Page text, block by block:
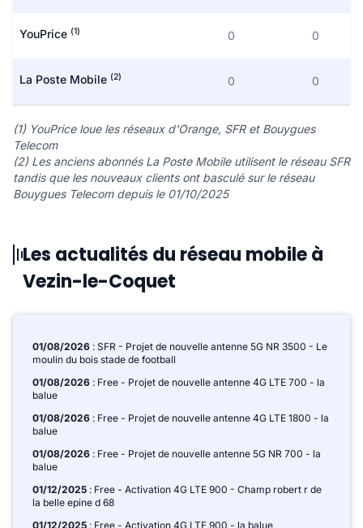
YouPrice (1) 0 0
La Poste Mobile (2) 0 0
(1) YouPrice loue les réseaux d'Orange, SFR et Bouygues
Telecom
(2) Les anciens abonnés La Poste Mobile utilisent le réseau SFR
tandis que les nouveaux clients ont basculé sur le réseau
Bouygues Telecom depuis le 01/10/2025
Les actualités du réseau mobile à
Vezin-le-Coquet
01/08/2026 : SFR - Projet de nouvelle antenne 5G NR 3500 - Le
moulin du bois stade de football
01/08/2026 : Free - Projet de nouvelle antenne 4G LTE 700 - la
balue
01/08/2026 : Free - Projet de nouvelle antenne 4G LTE 1800 - la
balue
01/08/2026 : Free - Projet de nouvelle antenne 5G NR 700 - la
balue
01/12/2025 : Free - Activation 4G LTE 900 - Champ robert r de
la belle epine d 68
01/12/2025 : Free - Activation 4G LTE 900 - la balue